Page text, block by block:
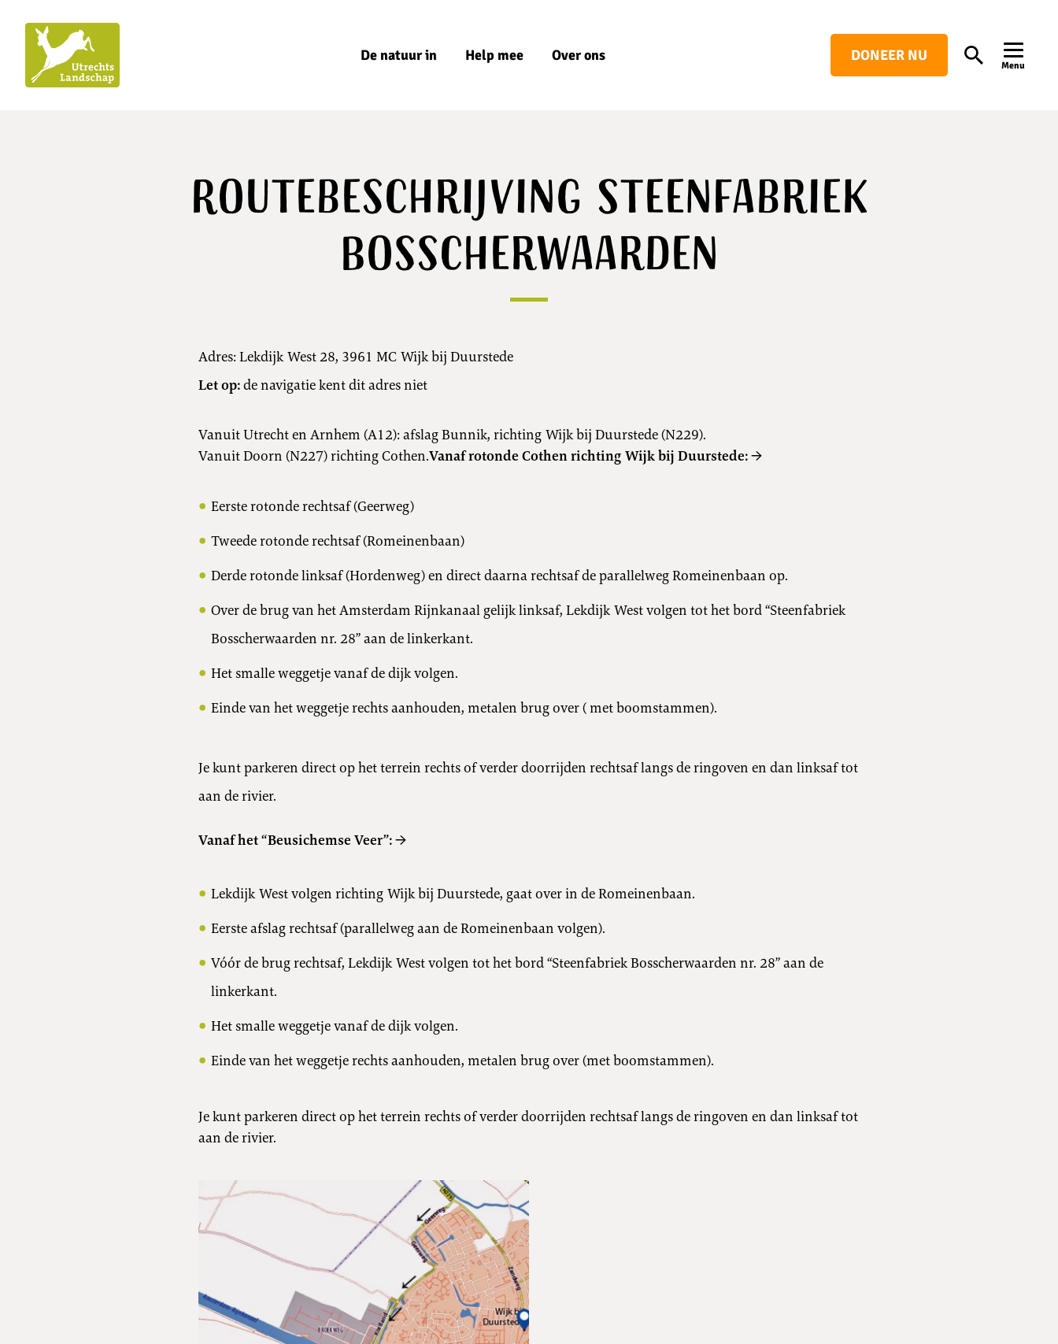
De natuur in Help mee Over ons DONEER NU
Search Menu
Routebeschrijving Steenfabriek
Bosscherwaarden
Adres: Lekdijk West 28, 3961 MC Wijk bij Duurstede
Let op:de navigatie kent dit adres niet
Vanuit Utrecht en Arnhem (A12): afslag Bunnik, richting Wijk bij Duurstede (N229).
Vanuit Doorn (N227) richting Cothen.Vanaf rotonde Cothen richting Wijk bij Duurstede: →
Eerste rotonde rechtsaf (Geerweg)
Tweede rotonde rechtsaf (Romeinenbaan)
Derde rotonde linksaf (Hordenweg) en direct daarna rechtsaf de parallelweg Romeinenbaan op.
Over de brug van het Amsterdam Rijnkanaal gelijk linksaf, Lekdijk West volgen tot het bord “Steenfabriek
Bosscherwaarden nr. 28” aan de linkerkant.
Het smalle weggetje vanaf de dijk volgen.
Einde van het weggetje rechts aanhouden, metalen brug over ( met boomstammen).
Je kunt parkeren direct op het terrein rechts of verder doorrijden rechtsaf langs de ringoven en dan linksaf tot
aan de rivier.
Vanaf het “Beusichemse Veer”: →
Lekdijk West volgen richting Wijk bij Duurstede, gaat over in de Romeinenbaan.
Eerste afslag rechtsaf (parallelweg aan de Romeinenbaan volgen).
Vóór de brug rechtsaf, Lekdijk West volgen tot het bord “Steenfabriek Bosscherwaarden nr. 28” aan de
linkerkant.
Het smalle weggetje vanaf de dijk volgen.
Einde van het weggetje rechts aanhouden, metalen brug over (met boomstammen).
Je kunt parkeren direct op het terrein rechts of verder doorrijden rechtsaf langs de ringoven en dan linksaf tot
aan de rivier.